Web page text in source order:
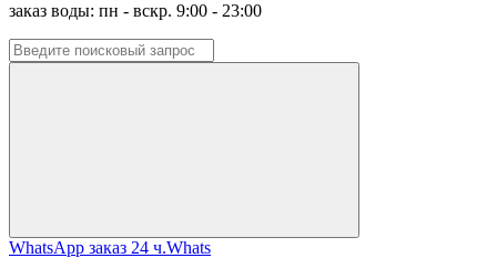
заказ воды: пн - вскр. 9:00 - 23:00
WhatsApp заказ 24 ч.Whats